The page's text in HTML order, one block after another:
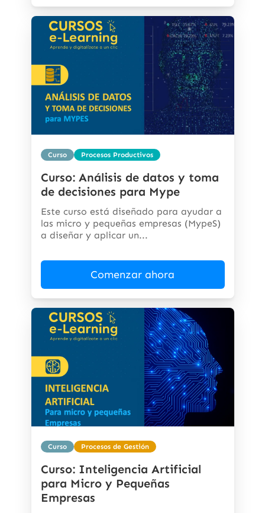
Curso Procesos Productivos
Curso: Análisis de datos y toma
de decisiones para Mype
Este curso está diseñado para ayudar a
las micro y pequeñas empresas (MypeS)
a diseñar y aplicar un...
Comenzar ahora
Curso Procesos de Gestión
Curso: Inteligencia Artificial
para Micro y Pequeñas
Empresas